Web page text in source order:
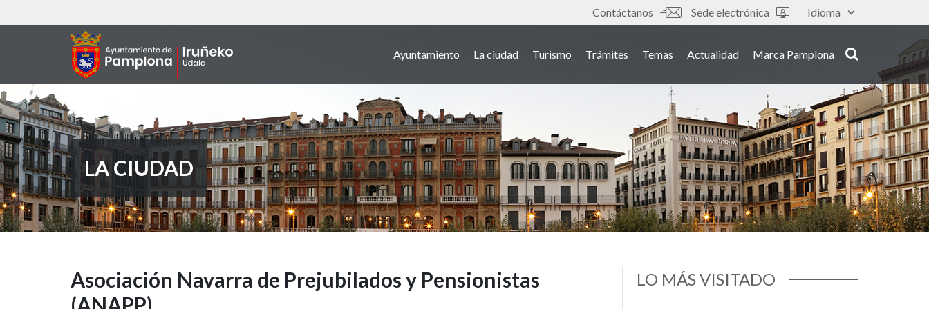
al
Idioma
Tools
Contáctanos Sede electrónica
Ayuntamiento La ciudad Turismo Trámites Temas Actualidad Marca Pamplona
LA CIUDAD
Asociación
Asociación Navarra de Prejubilados y Pensionistas
LO MÁS VISITADO